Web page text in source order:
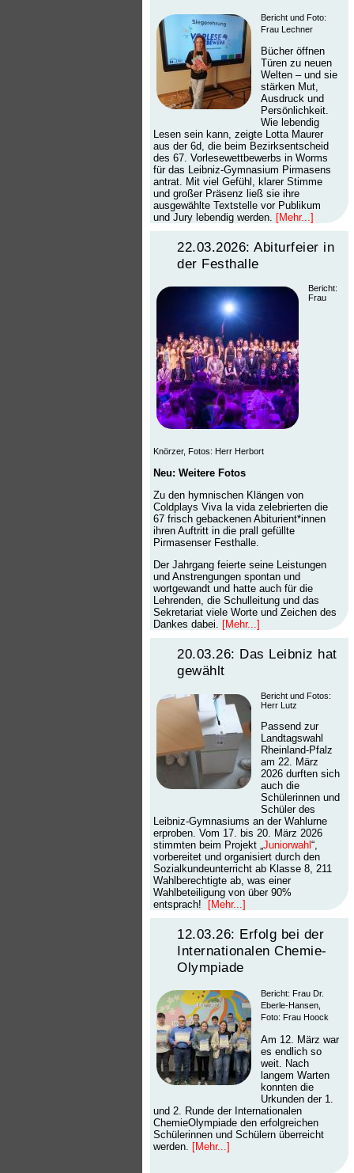
Bericht und Foto:
Frau Lechner
Bücher öffnen
Türen zu neuen
Welten – und sie
stärken Mut,
Ausdruck und
Persönlichkeit.
Wie lebendig
Lesen sein kann, zeigte Lotta Maurer
aus der 6d, die beim Bezirksentscheid
des 67. Vorlesewettbewerbs in Worms
für das Leibniz-Gymnasium Pirmasens
antrat. Mit viel Gefühl, klarer Stimme
und großer Präsenz ließ sie ihre
ausgewählte Textstelle vor Publikum
und Jury lebendig werden.
[Mehr...]
22.03.2026: Abiturfeier in
der Festhalle
Bericht:
Frau
Knörzer, Fotos: Herr Herbort
Neu: Weitere Fotos
Zu den hymnischen Klängen von
Coldplays Viva la vida zelebrierten die
67 frisch gebackenen Abiturient*innen
ihren Auftritt in die prall gefüllte
Pirmasenser Festhalle.
Der Jahrgang feierte seine Leistungen
und Anstrengungen spontan und
wortgewandt und hatte auch für die
Lehrenden, die Schulleitung und das
Sekretariat viele Worte und Zeichen des
Dankes dabei. [Mehr...]
20.03.26: Das Leibniz hat
gewählt
Bericht und Fotos:
Herr Lutz
Passend zur
Landtagswahl
Rheinland-Pfalz
am 22. März
2026 durften sich
auch die
Schülerinnen und
Schüler des
Leibniz-Gymnasiums an der Wahlurne
erproben. Vom 17. bis 20. März 2026
stimmten beim Projekt „ Juniorwahl “,
vorbereitet und organisiert durch den
Sozialkundeunterricht ab Klasse 8, 211
Wahlberechtigte ab, was einer
Wahlbeteiligung von über 90%
entsprach!
[Mehr...]
12.03.26: Erfolg bei der
Internationalen Chemie-
Olympiade
Bericht: Frau Dr.
Eberle-Hansen,
Foto: Frau Hoock
Am 12. März war
es endlich so
weit. Nach
langem Warten
konnten die
Urkunden der 1.
und 2. Runde der Internationalen
ChemieOlympiade den erfolgreichen
Schülerinnen und Schülern überreicht
werden. [Mehr...]